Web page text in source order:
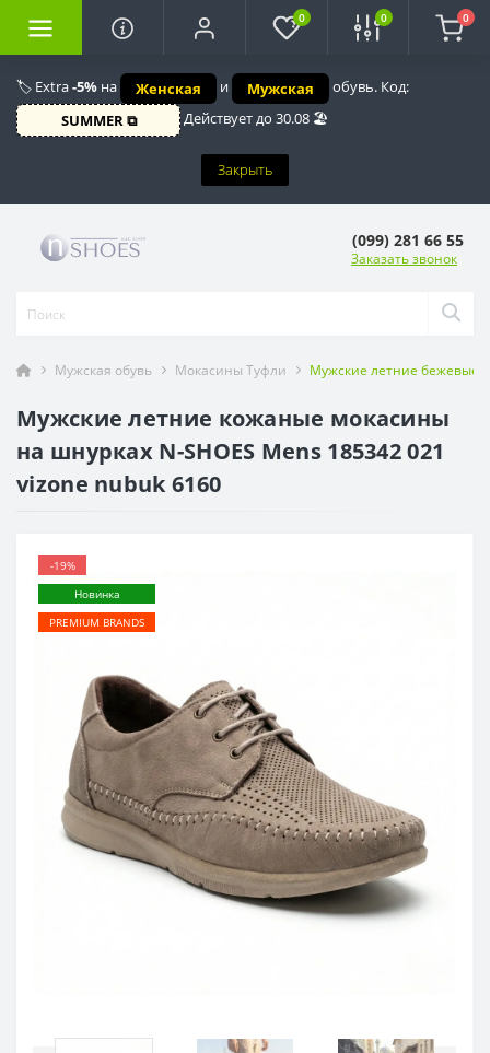
🏷️ Extra-5% на Женская и Мужская
обувь. Код:
SUMMER ⧉
Действует до 30.08 🏖️
Закрыть
0 0 0
(099) 281 66 55
Заказать звонок
Мужская обувь Мокасины Туфли Мужские летние бежевые
Мужские летние кожаные мокасины
на шнурках N-SHOES Mens 185342 021
vizone nubuk 6160
-19%
Новинка
PREMIUM BRANDS